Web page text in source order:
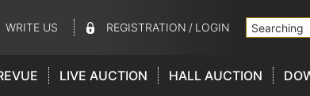
WRITE US REGISTRATION / LOGIN
LIVE AUCTION HALL AUCTION